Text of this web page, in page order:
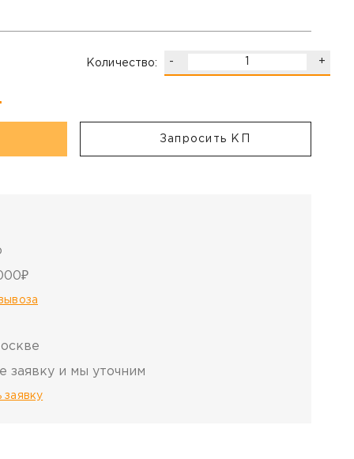
Количество: - +
Запросить КП
заявку и мы уточним
заявку